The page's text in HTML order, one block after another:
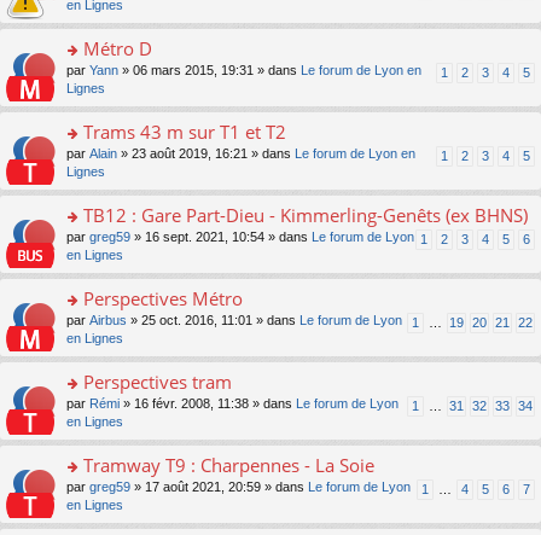
c
e
ré
c
nt
o
n
lu
pl
ré
c
nt
e
n
o
n
lu
pl
ré
c
e
nt
le
m
e
s
s
e
n
o
n
lu
pl
ré
c
e
nt
n
s
er
le
m
e
s
s
a
n
o
n
lu
le
u
c
e
nt
en Lignes
o
s
er
le
m
e
s
s
a
n
o
n
lu
le
u
c
e
nt
Métro D
1 2 3 4 5
par Yann » 06 mars 2015, 19:31 » dans
Le forum de Lyon en
Lignes
o
s
er
le
m
e
s
s
a
n
o
n
lu
le
u
Trams 43 m sur T1 et T2
1 2 3 4 5
par Alain » 23 août 2019, 16:21 » dans
Le forum de Lyon en
Lignes
o
n
s
er
le
m
e
s
s
a
n
o
n
lu
TB12 : Gare Part-Dieu - Kimmerling-Genêts (ex BHNS)
1 2 3 4 5 6
par greg59 » 16 sept. 2021, 10:54 » dans
Le forum de Lyon
en Lignes
o
n
s
er
le
m
e
s
s
a
Perspectives Métro
1 19 20 21 22
par Airbus » 25 oct. 2016, 11:01 » dans
Le forum de Lyon
en Lignes
o
n
s
er
le
m
e
Perspectives tram
1 31 32 33 34
par Rémi » 16 févr. 2008, 11:38 » dans
Le forum de Lyon
en Lignes
o
n
s
Tramway T9 : Charpennes - La Soie
1 4 5 6 7
par greg59 » 17 août 2021, 20:59 » dans
Le forum de Lyon
en Lignes